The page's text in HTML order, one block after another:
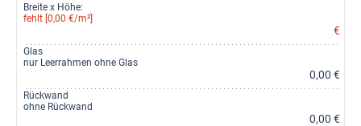
Breite x Höhe:
fehlt [0,00 €/m²]
€
Glas
nur Leerrahmen ohne Glas
0,00 €
Rückwand
ohne Rückwand
0,00 €